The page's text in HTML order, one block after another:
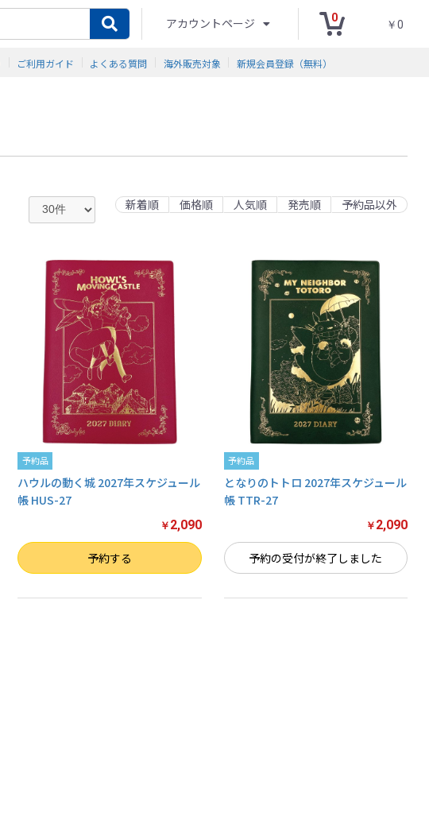
アカウントページ 0
￥0
ご利用ガイド よくある質問 海外販売対象 新規会員登録（無料）
新着順 価格順 人気順 発売順 予約品以外
予約品
ハウルの動く城 2027年スケジュール
帳 HUS-27
￥ 2,090
数量 予約する
予約品
となりのトトロ 2027年スケジュール
帳 TTR-27
￥ 2,090
予約の受付が終了しました